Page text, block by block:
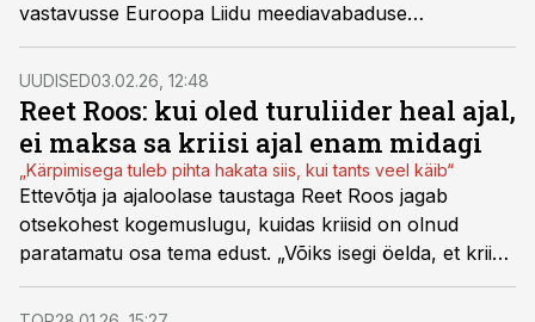
vastavusse Euroopa Liidu meediavabaduse
määrusega. Muudatused tugevdavad meediavabadust,
suurendavad läbipaistvust ning ajakohastavad
ringhäälingu regulatsiooni.
UUDISED03.02.26, 12:48
Reet Roos: kui oled turuliider heal ajal,
ei maksa sa kriisi ajal enam midagi
„Kärpimisega tuleb pihta hakata siis, kui tants veel käib“
Ettevõtja ja ajaloolase taustaga Reet Roos jagab
otsekohest kogemuslugu, kuidas kriisid on olnud
paratamatu osa tema edust. „Võiks isegi öelda, et kriisid
tulevad sageli nagu Kopli trammid.“